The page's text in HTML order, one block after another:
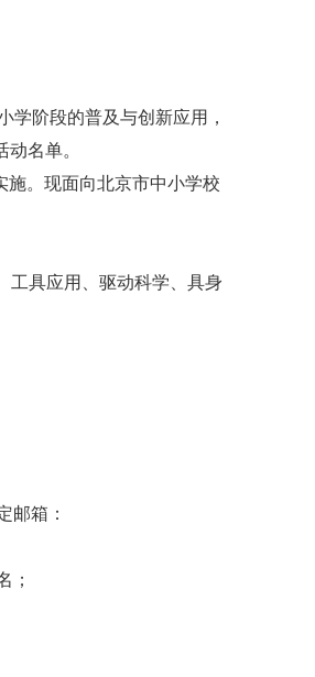
学阶段的普及与创新应用，
名单。
。现面向北京市中小学校
工具应用、驱动科学、具身
邮箱：
；